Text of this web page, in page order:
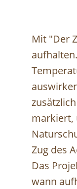
Mit "Der
markiert,
Zug des
Das
wann